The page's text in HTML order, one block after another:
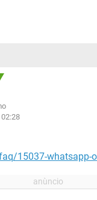
15037-whatsapp-